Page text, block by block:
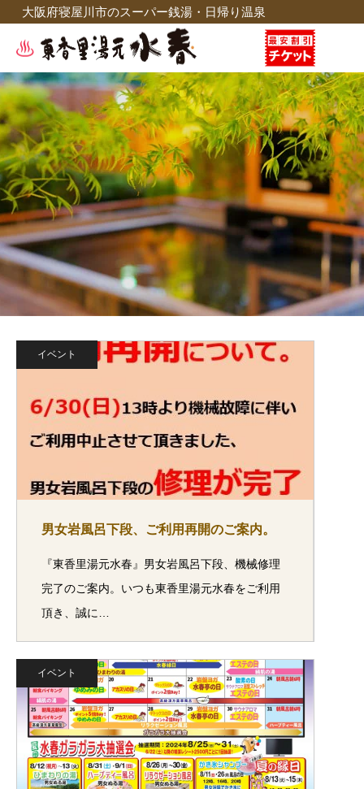
大阪府寝屋川市のスーパー銭湯・日帰り温泉
イベント
男女岩風呂下段、ご利用再開のご案内。
『東香里湯元水春』男女岩風呂下段、機械修理
完了のご案内。いつも東香里湯元水春をご利用
頂き、誠に…
イベント